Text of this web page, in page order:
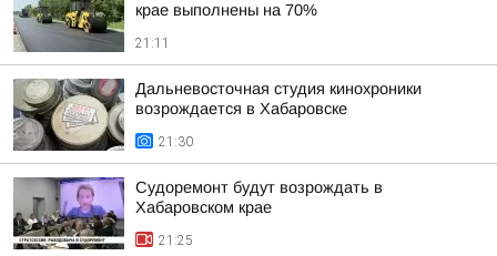
крае выполнены на 70%
21:11
Дальневосточная студия кинохроники
возрождается в Хабаровске
21:30
Судоремонт будут возрождать в
Хабаровском крае
21:25